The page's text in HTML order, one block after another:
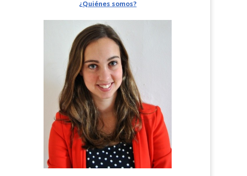
¿Quiénes somos?